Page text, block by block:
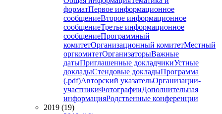
форматПервое информационное
сообщениеВторое информационное
сообщениеТретье информационное
сообщениеПрограммный
комитетОрганизационный комитетМестный
оргкомитетОрганизаторыВажные
датыПриглашенные докладчикиУстные
докладыСтендовые докладыПрограмма
(.pdf)Авторский указательОрганизации-
участникиФотографииДополнительная
информацияРодственные конференции
2019 (19)